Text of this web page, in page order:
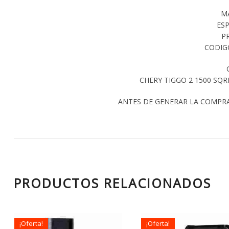
CHERY TIGGO 2 1500
ANTES DE GENERAR LA
PRODUCTOS RELACIONADOS
¡Oferta! ¡Oferta!